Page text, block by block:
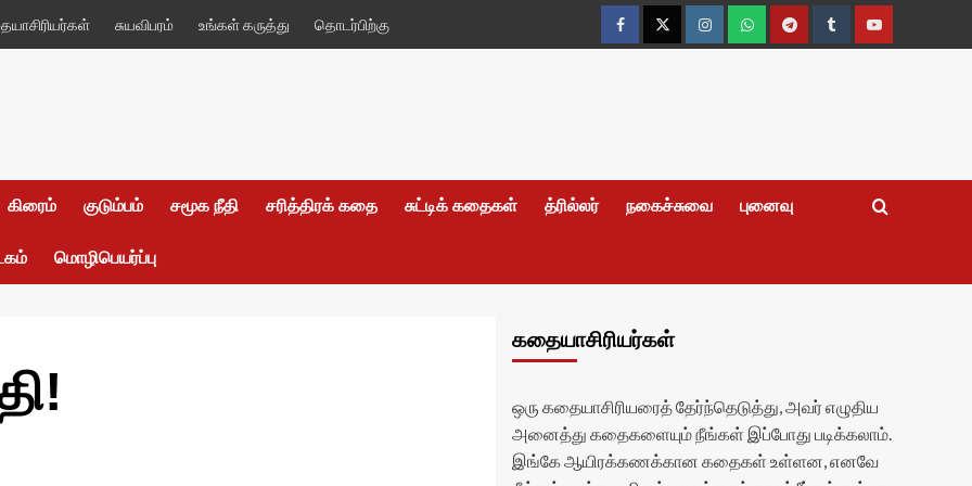
சுயவிபரம் உங்கள் கருத்து தொடர்பிற்கு
FacebookTwitterInstagramWhatsappTelegramTumblrYouTube
கிரைம் குடும்பம் சமூக நீதி சரித்திரக் கதை சுட்டிக் கதைகள் த்ரில்லர் நகைச்சுவை புனைவு
மொழிபெயர்ப்பு
கதையாசிரியர்கள்
ஒரு கதையாசிரியரைத் தேர்ந்தெடுத்து, அவர் எழுதிய
அனைத்து கதைகளையும் நீங்கள் இப்போது படிக்கலாம்.
இங்கே ஆயிரக்கணக்கான கதைகள் உள்ளன, எனவே